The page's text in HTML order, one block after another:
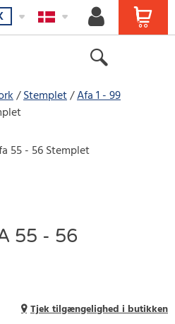
Stemplet Afa 1 - 99
55 - 56
Tjek tilgængelighed i butikken